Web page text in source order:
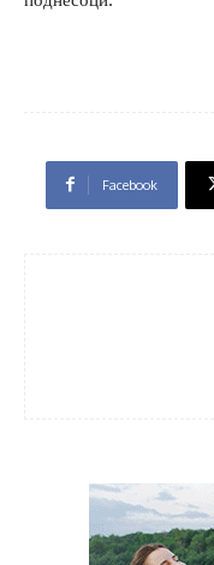
Facebook